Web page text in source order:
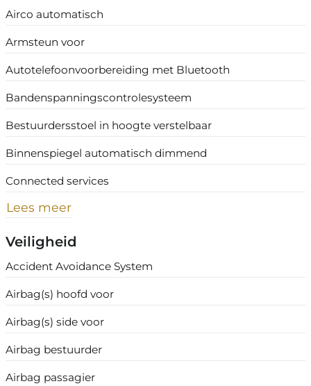
Airco automatisch
Armsteun voor
Autotelefoonvoorbereiding met Bluetooth
Bandenspanningscontrolesysteem
Bestuurdersstoel in hoogte verstelbaar
Binnenspiegel automatisch dimmend
Connected services
Lees meer
Veiligheid
Accident Avoidance System
Airbag(s) hoofd voor
Airbag(s) side voor
Airbag bestuurder
Airbag passagier